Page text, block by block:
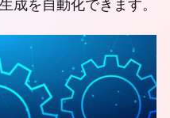
成を自動化できます。